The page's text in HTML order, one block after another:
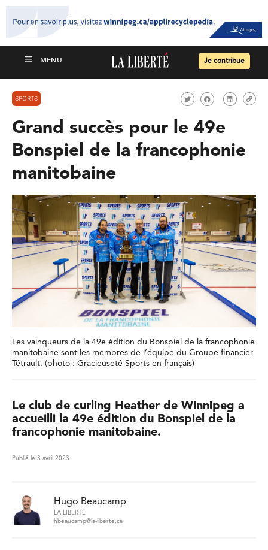
Je contribue
SPORTS
Grand succès pour le 49e
Bonspiel de la francophonie
manitobaine
Les vainqueurs de la 49e édition du Bonspiel de la francophonie
manitobaine sont les membres de l’équipe du Groupe financier
Tétrault. (photo : Gracieuseté Sports en français)
Le club de curling Heather de Winnipeg a
accueilli la 49e édition du Bonspiel de la
francophonie manitobaine.
Publié le 3 avril 2023
Hugo Beaucamp
LA LIBERTÉ
hbeaucamp@la-liberte.ca